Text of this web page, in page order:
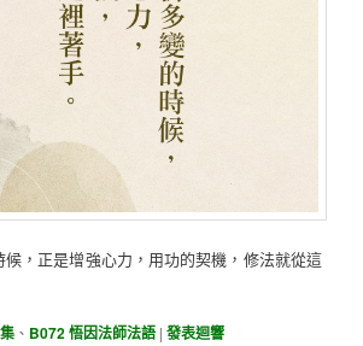
，正是增強心力，用功的契機，修法就從這
、 B072 悟因法師法語 |發表迴響